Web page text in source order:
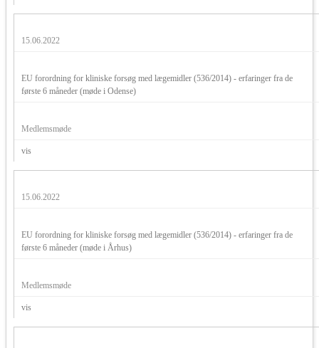
15.06.2022
EU forordning for kliniske forsøg med lægemidler (536/2014) - erfaringer fra de
første 6 måneder (møde i Odense)
Medlemsmøde
vis
15.06.2022
EU forordning for kliniske forsøg med lægemidler (536/2014) - erfaringer fra de
første 6 måneder (møde i Århus)
Medlemsmøde
vis